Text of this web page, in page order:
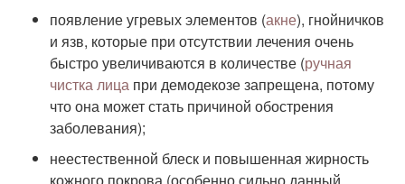
появление угревых элементов (акне), гнойничков
и язв, которые при отсутствии лечения очень
быстро увеличиваются в количестве (ручная
чистка лица при демодекозе запрещена, потому
что она может стать причиной обострения
заболевания);
неестественной блеск и повышенная жирность